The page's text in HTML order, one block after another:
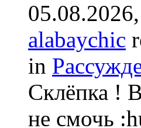
05.08.2026,
alabaychic
in
Склёпка !
не смочь